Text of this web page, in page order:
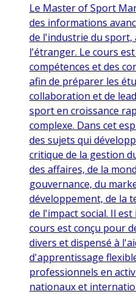
Le Master of Sport
des informations
de l'industrie du sport,
l'étranger. Le cours
compétences et des
afin de préparer les
collaboration et de
sport en croissance
complexe. Dans cet
des sujets qui
critique de la gestion
des affaires, de la
gouvernance, du
développement, de la
de l'impact social. Il
cours est conçu pour
divers et dispensé à
d'apprentissage
professionnels en
nationaux et